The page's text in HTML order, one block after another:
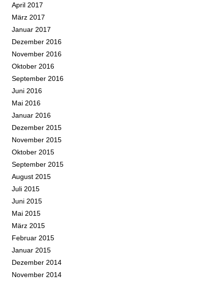
April 2017
März 2017
Januar 2017
Dezember 2016
November 2016
Oktober 2016
September 2016
Juni 2016
Mai 2016
Januar 2016
Dezember 2015
November 2015
Oktober 2015
September 2015
August 2015
Juli 2015
Juni 2015
Mai 2015
März 2015
Februar 2015
Januar 2015
Dezember 2014
November 2014